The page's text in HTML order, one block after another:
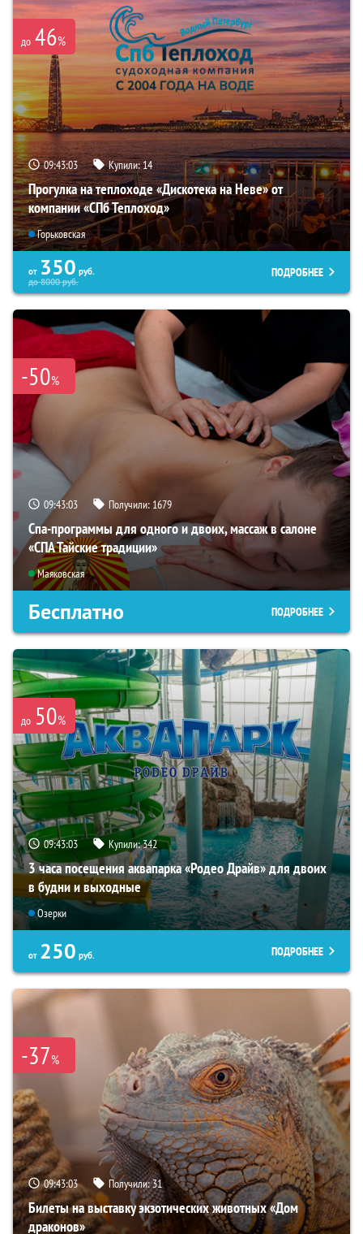
до 46%
09:43:02 Купили:14
Прогулка на теплоходе «Дискотека на Неве» от
компании «СПб Теплоход»
Горьковская
от 350 руб.
до8000руб.
ПОДРОБНЕЕ
-50%
09:43:02 Получили: 1679
Спа-программы для одного и двоих, массаж в салоне
«СПА Тайские традиции»
Маяковская
Бесплатно ПОДРОБНЕЕ
до 50%
09:43:02 Купили:342
3 часа посещения аквапарка «Родео Драйв» для двоих
в будни и выходные
Озерки
от 250 руб. ПОДРОБНЕЕ
-37%
09:43:02 Получили:31
Билеты на выставку экзотических животных «Дом
драконов»